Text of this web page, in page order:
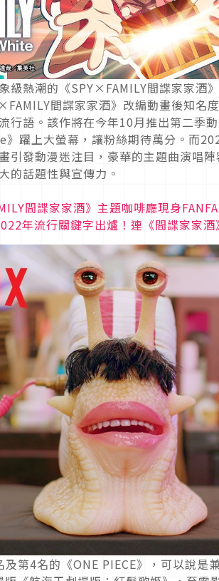
級熱潮的《SPY×FAMILY間諜家家酒
間諜家家酒》改編動畫後知名
行語。該作將在今年10月推出第二季
躍上大螢幕，讓粉絲期待萬分。而
引發動漫迷注目，豪華的主題曲演唱
的話題性與宣傳力。
間諜家家酒》主題咖啡廳現身
年流行關鍵字出爐！連《間諜家家
第4名的《ONE PIECE》，可以說是